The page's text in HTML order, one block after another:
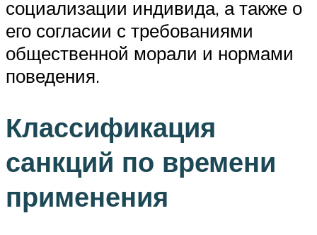
социализации индивида, а также о
его согласии с требованиями
общественной морали и нормами
поведения.
Классификация
санкций по времени
применения